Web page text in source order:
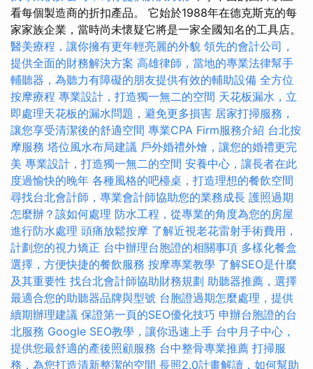
看每個製造商的折扣產品。 它始於1988年在德克斯克的每
家家族企業，當時尚未懷疑它將是一家全國知名的工具店。
醫美療程，讓你擁有更年輕亮麗的外貌 領先的會計公司，
提供全面的財務解決方案 高雄律師，當地的專業法律幫手
輔聽器，為聽力有障礙的朋友提供有效的輔助設備 全方位
按摩療程 專業設計，打造獨一無二的空間 天花板漏水，立
即處理天花板的漏水問題，避免更多損害 居家打掃服務，
讓您享受清潔後的舒適空間 專業CPA Firm服務介紹 台北按
摩服務 塔位風水布局建議 戶外婚禮外燴，讓您的婚禮更完
美 專業設計，打造獨一無二的空間 安養中心，讓長者在此
度過愉快的晚年 各種風格的吧檯桌，打造理想的餐飲空間
尋找台北會計師，專業會計師協助您的業務成長 護照過期
怎麼辦？該如何處理 防水工程，從專業的角度為您的房屋
進行防水處理 頭痛放鬆按摩 了解近視老花雷射手術費用，
計劃您的視力矯正 台中辦理台胞證的相關事項 多樣化餐盒
選擇，方便快捷的餐飲服務 按摩專業教學 了解SEO是什麼
及其重要性 找台北會計師協助財務規劃 助聽器推薦，選擇
最適合您的助聽器品牌與型號 台胞證過期怎麼處理，提供
續期辦理建議 保證第一頁的SEO優化技巧 申辦台胞證的台
北服務 Google SEO教學，讓你迅速上手 台中月子中心，
提供您最舒適的產後照顧服務 台中整骨專業推薦 打掃服
務，為您打造清新整潔的空間 長照2.0計畫解讀，如何幫助